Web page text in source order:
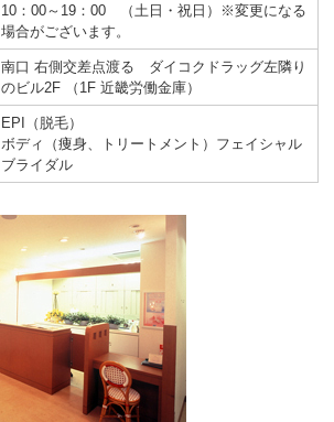
10：00～19：00 （土日・祝日）※変更になる
場合がございます。
南口 右側交差点渡る ダイコクドラッグ左隣り
のビル2F （1F 近畿労働金庫）
EPI（脱毛）
ボディ（痩身、トリートメント）フェイシャル
ブライダル